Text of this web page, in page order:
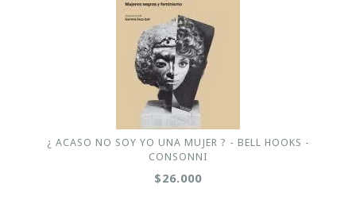
¿ ACASO NO SOY YO UNA MUJER ? - BELL HOOKS -
CONSONNI
$26.000